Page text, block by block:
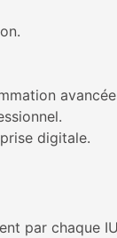
digitale.
par chaque